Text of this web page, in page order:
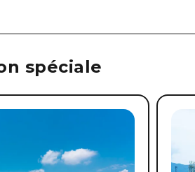
spéciale